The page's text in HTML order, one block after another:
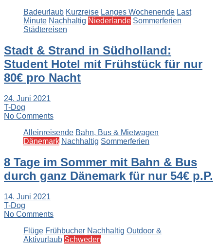
Badeurlaub Kurzreise Langes Wochenende Last
Minute Nachhaltig Niederlande Sommerferien
Städtereisen
Stadt & Strand in Südholland:
Student Hotel mit Frühstück für nur
80€ pro Nacht
24. Juni 2021
T-Dog
No Comments
Alleinreisende Bahn, Bus & Mietwagen
Dänemark Nachhaltig Sommerferien
8 Tage im Sommer mit Bahn & Bus
durch ganz Dänemark für nur 54€ p.P.
14. Juni 2021
T-Dog
No Comments
Flüge Frühbucher Nachhaltig Outdoor &
Aktivurlaub Schweden